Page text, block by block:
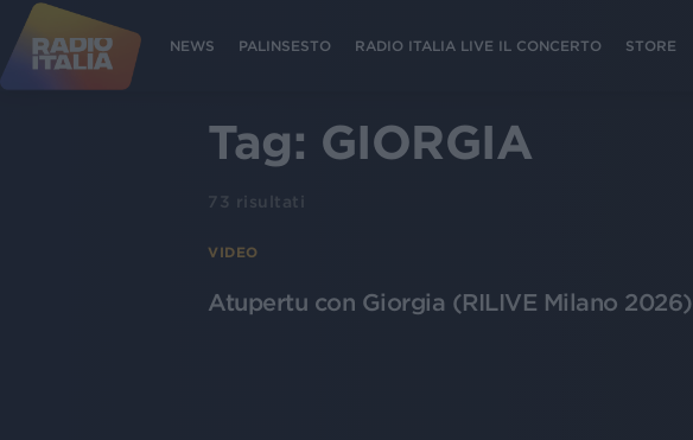
NEWS PALINSESTO RADIO ITALIA LIVE IL CONCERTO STORE
Tag: GIORGIA
73 risultati
VIDEO
Atupertu con Giorgia (RILIVE Milano 2026)